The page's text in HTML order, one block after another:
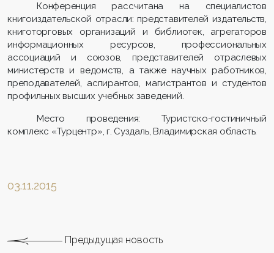
Конференция рассчитана на специалистов
книгоиздательской отрасли: представителей издательств,
книготорговых организаций и библиотек, агрегаторов
информационных ресурсов, профессиональных
ассоциаций и союзов, представителей отраслевых
министерств и ведомств, а также научных работников,
преподавателей, аспирантов, магистрантов и студентов
профильных высших учебных заведений.
Место проведения: Туристско-гостиничный
комплекс «Турцентр», г. Суздаль, Владимирская область.
03.11.2015
Предыдущая новость